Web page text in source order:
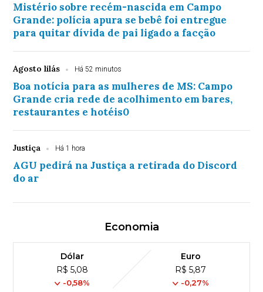
Mistério sobre recém-nascida em Campo
Grande: polícia apura se bebê foi entregue
para quitar dívida de pai ligado a facção
Agosto lilás Há 52 minutos
Boa notícia para as mulheres de MS: Campo
Grande cria rede de acolhimento em bares,
restaurantes e hotéis0
Justiça Há 1 hora
AGU pedirá na Justiça a retirada do Discord
do ar
Economia
Dólar
R$ 5,08
-0,58%
Euro
R$ 5,87
-0,27%